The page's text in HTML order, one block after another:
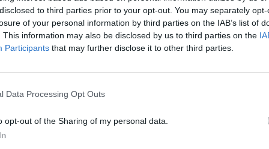
to third parties prior to your opt-out. You may separately
of your personal information by third parties on the IAB’s list of
This information may also be disclosed by us to third parties on the
Participants that may further disclose it to other third parties.
Data Processing Opt Outs
opt-out of the Sharing of my personal data.
nie jest w stanie się prawidłowo kurczyć i
określeniem takiego stanu rzeczy jest zawał
choroby wieńcowejjest pomostowanie aortalno-
rokowanie u chorych na chorobę niedokrwienną
Ta metoda leczenia jest coraz częściej
wieńcową szczególnie w przypadku zmian